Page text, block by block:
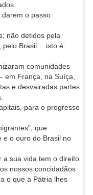
o passo
não detidos pela
pelo Brasil… isto é:
comunidades
em França, na Suíça,
e desvairadas partes
para o progresso
que
e o ouro do Brasil no
a sua vida tem o direito
nossos concidadãos
o que a Pátria lhes